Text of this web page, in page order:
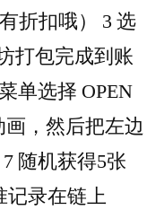
折扣哦） 3 选
打包完成到账
单选择 OPEN
，然后把左边
随机获得5张
记录在链上